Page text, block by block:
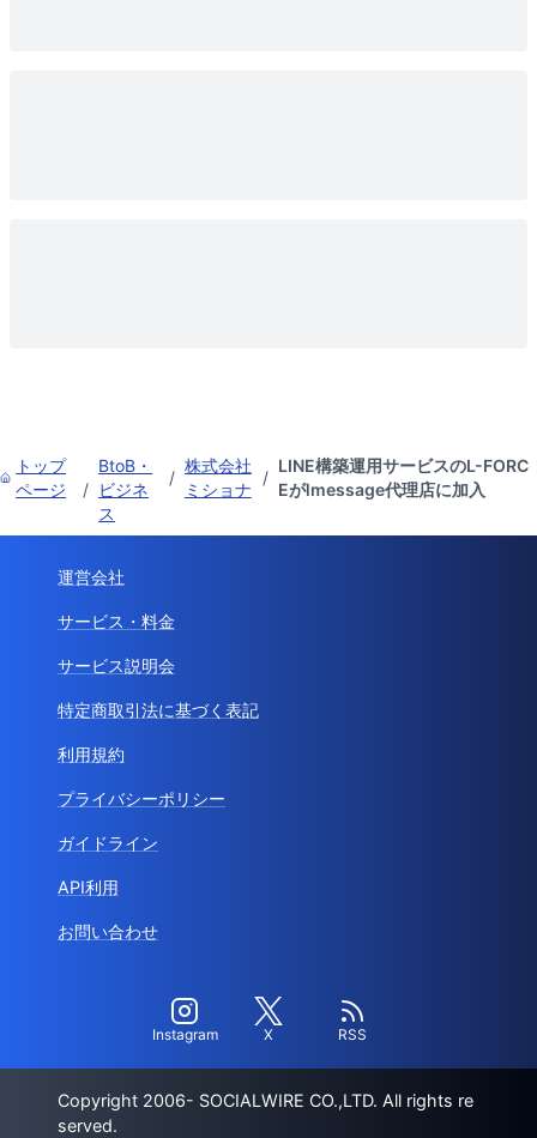
トップ
ページ
/
BtoB・
ビジネ
ス
/
株式会社
ミショナ
/
LINE構築運用サービスのL-FORC
Eがlmessage代理店に加入
運営会社
サービス・料金
サービス説明会
特定商取引法に基づく表記
利用規約
プライバシーポリシー
ガイドライン
API利用
お問い合わせ
Instagram X RSS
Copyright 2006- SOCIALWIRE CO.,LTD. All rights re
served.